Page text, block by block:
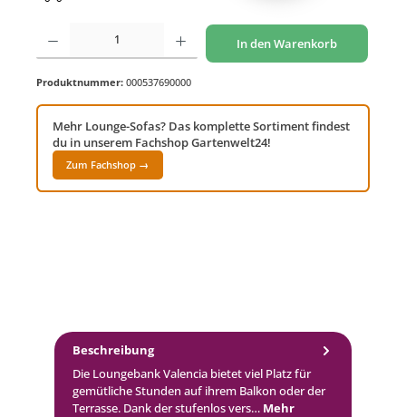
Produkt Anzahl: Gib den gewünschten Wert ein oder benutze die Schaltflächen um
In den Warenkorb
Produktnummer: 000537690000
Mehr Lounge-Sofas? Das komplette Sortiment findest
du in unserem Fachshop Gartenwelt24!
Zum Fachshop →
Beschreibung
Die Loungebank Valencia bietet viel Platz für
gemütliche Stunden auf ihrem Balkon oder der
Terrasse. Dank der stufenlos vers… Mehr